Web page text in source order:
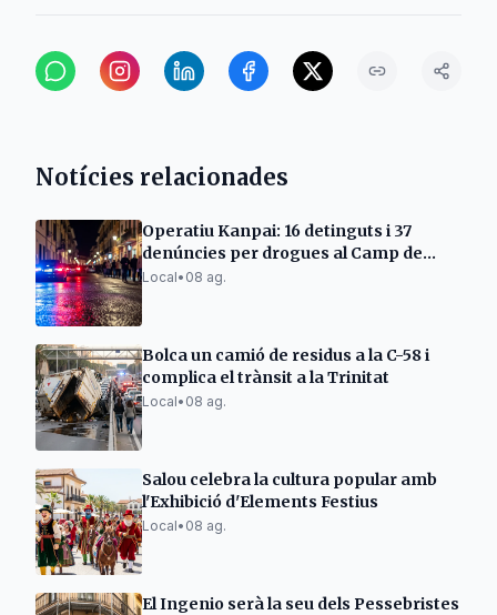
Notícies relacionades
Operatiu Kanpai: 16 detinguts i 37
denúncies per drogues al Camp de
Tarragona
Local• 08 ag.
Bolca un camió de residus a la C-58 i
complica el trànsit a la Trinitat
Local• 08 ag.
Salou celebra la cultura popular amb
l'Exhibició d'Elements Festius
Local• 08 ag.
El Ingenio serà la seu dels Pessebristes